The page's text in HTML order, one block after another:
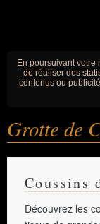
En poursuivant votre
de réaliser des
contenus ou
Grotte de
Coussins
Découvrez les